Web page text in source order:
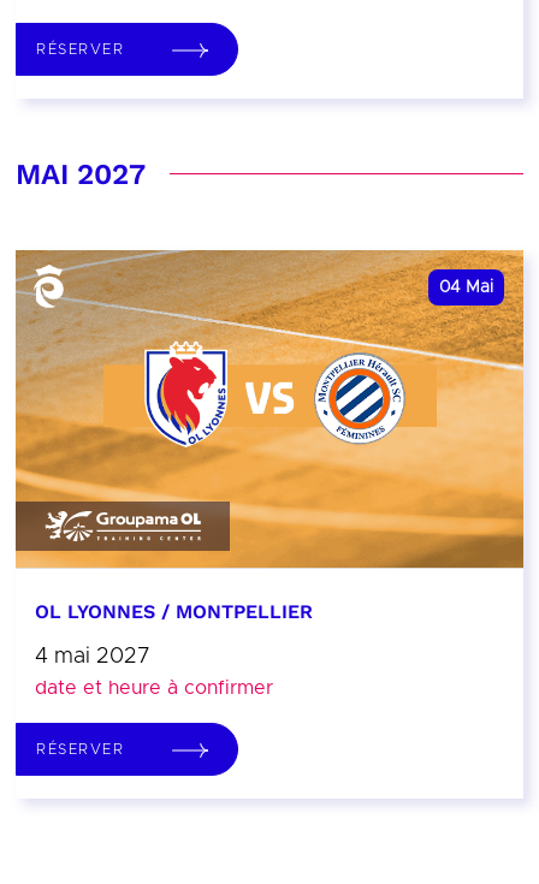
RÉSERVER
MAI 2027
04 Mai
OL LYONNES / MONTPELLIER
4 mai 2027
date et heure à confirmer
RÉSERVER